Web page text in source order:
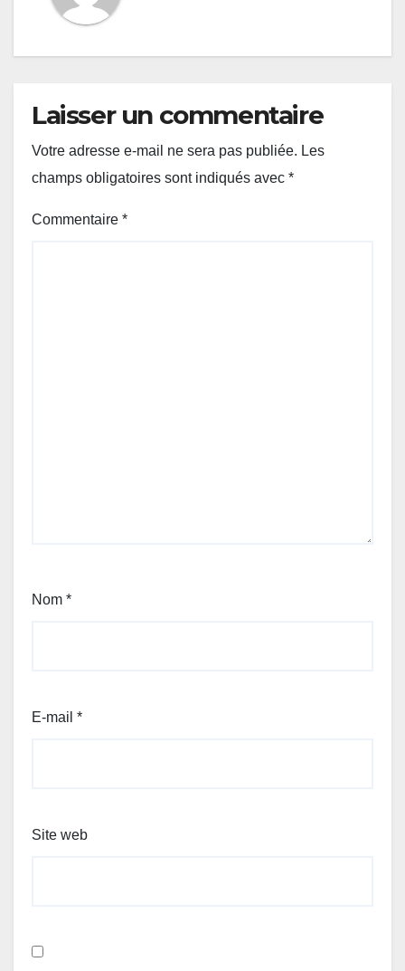
Laisser un commentaire
Votre adresse e-mail ne sera pas publiée. Les
champs obligatoires sont indiqués avec *
Commentaire *
Nom *
E-mail *
Site web